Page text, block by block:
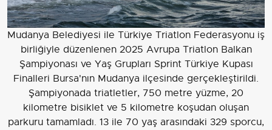
Mudanya Belediyesi ile Türkiye Triatlon Federasyonu iş
birliğiyle düzenlenen 2025 Avrupa Triatlon Balkan
Şampiyonası ve Yaş Grupları Sprint Türkiye Kupası
Finalleri Bursa'nın Mudanya ilçesinde gerçekleştirildi.
Şampiyonada triatletler, 750 metre yüzme, 20
kilometre bisiklet ve 5 kilometre koşudan oluşan
parkuru tamamladı. 13 ile 70 yaş arasındaki 329 sporcu,